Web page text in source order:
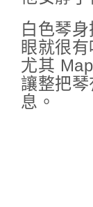
白色琴
眼就很有
尤其
讓整把
息。